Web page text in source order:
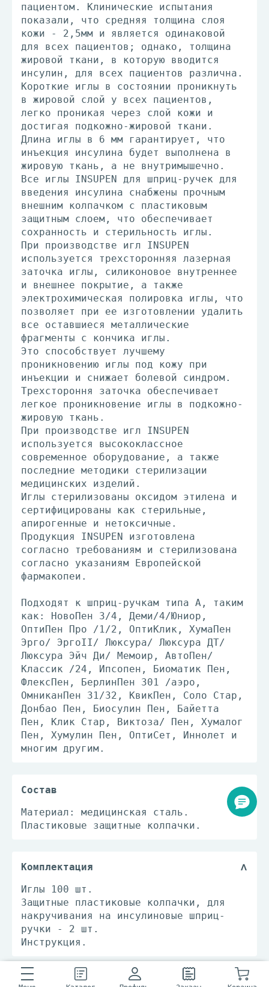
пациентом. Клинические испытания
показали, что средняя толщина слоя
кожи - 2,5мм и является одинаковой
для всех пациентов; однако, толщина
жировой ткани, в которую вводится
инсулин, для всех пациентов различна.
Короткие иглы в состоянии проникнуть
в жировой слой у всех пациентов,
легко проникая через слой кожи и
достигая подкожно-жировой ткани.
Длина иглы в 6 мм гарантирует, что
инъекция инсулина будет выполнена в
жировую ткань, а не внутримышечно.
Все иглы INSUPEN для шприц-ручек для
введения инсулина снабжены прочным
внешним колпачком c пластиковым
защитным слоем, что обеспечивает
сохранность и стерильность иглы.
При производстве игл INSUPEN
используется трехсторонняя лазерная
заточка иглы, силиконовое внутреннее
и внешнее покрытие, а также
электрохимическая полировка иглы, что
позволяет при ее изготовлении удалить
все оставшиеся металлические
фрагменты с кончика иглы.
Это способствует лучшему
проникновению иглы под кожу при
инъекции и снижает болевой синдром.
Трехстороння заточка обеспечивает
легкое проникновение иглы в подкожно-
жировую ткань.
При производстве игл INSUPEN
используется высококлассное
современное оборудование, а также
последние методики стерилизации
медицинских изделий.
Иглы стерилизованы оксидом этилена и
сертифицированы как стерильные,
апирогенные и нетоксичные.
Продукция INSUPEN изготовлена
согласно требованиям и стерилизована
согласно указаниям Европейской
фармакопеи.
Подходят к шприц-ручкам типа А, таким
как: НовоПен 3/4, Деми/4/Юниор,
ОптиПен Про /1/2, ОптиКлик, ХумаПен
Эрго/ ЭргоII/ Люксура/ Люксура ДТ/
Люксура Эйч Ди/ Мемоир, АвтоПен/
Классик /24, Ипсопен, Биоматик Пен,
ФлексПен, БерлинПен 301 /аэро,
ОмниканПен 31/32, КвикПен, Соло Стар,
Донбао Пен, Биосулин Пен, Байетта
Пен, Клик Стар, Виктоза/ Пен, Хумалог
Пен, Хумулин Пен, ОптиСет, Иннолет и
многим другим.
Состав
Материал: медицинская сталь.
Пластиковые защитные колпачки.
Комплектация
Иглы 100 шт.
Защитные пластиковые колпачки, для
накручивания на инсулиновые шприц-
ручки - 2 шт.
Инструкция.
Способ применения